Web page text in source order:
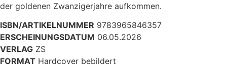
der goldenen Zwanzigerjahre aufkommen.
ISBN/ARTIKELNUMMER 9783965846357
ERSCHEINUNGSDATUM 06.05.2026
VERLAG ZS
FORMAT Hardcover bebildert